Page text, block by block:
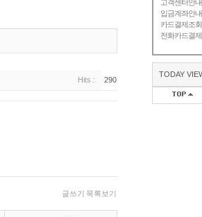
고객센터안내
입금계좌안내
카드결제조회
전화카드결제
TODAY
Hits : 290
글쓰기 목록보기